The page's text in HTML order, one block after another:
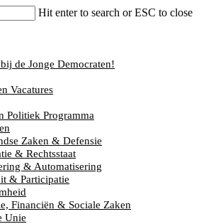
Hit enter to search or ESC to close
de Jonge Democraten!
Vacatures
Politiek Programma
Zaken & Defensie
& Rechtsstaat
& Automatisering
& Participatie
Financiën & Sociale Zaken
Unie